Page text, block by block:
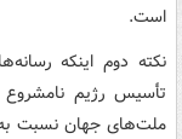
است.
تأسیس رژیم نامشروع
ملت‌های جهان نسبت